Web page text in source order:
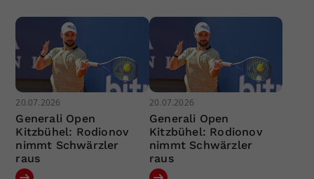
20.07.2026
Generali Open
Kitzbühel: Rodionov
nimmt Schwärzler
raus
20.07.2026
Generali Open
Kitzbühel: Rodionov
nimmt Schwärzler
raus